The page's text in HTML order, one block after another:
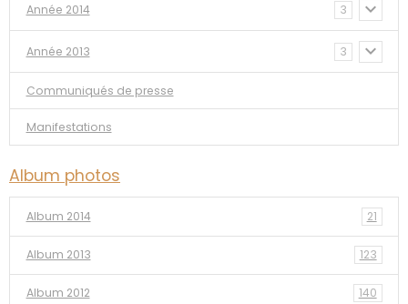
Année 2014 3
Année 2013 3
Communiqués de presse
Manifestations
Album photos
Album 2014 21
Album 2013 123
Album 2012 140